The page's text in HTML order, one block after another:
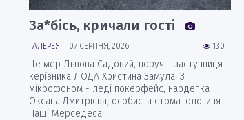
За*бісь, кричали гості
130
ГАЛЕРЕЯ 07 СЕРПНЯ, 2026
Це мер Львова Садовий, поруч - заступниця
керівника ЛОДА Христина Замула. З
мікрофоном - леді покерфейс, нардепка
Оксана Дмитрієва, особиста стоматологиня
Паші Мерседеса